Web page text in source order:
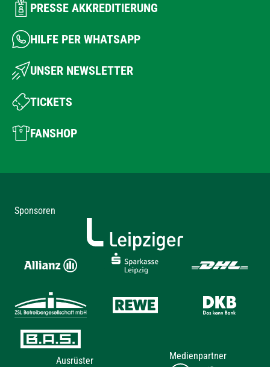
PRESSE AKKREDITIERUNG
HILFE PER WHATSAPP
UNSER NEWSLETTER
TICKETS
FANSHOP
Sponsoren
Ausrüster Medienpartner